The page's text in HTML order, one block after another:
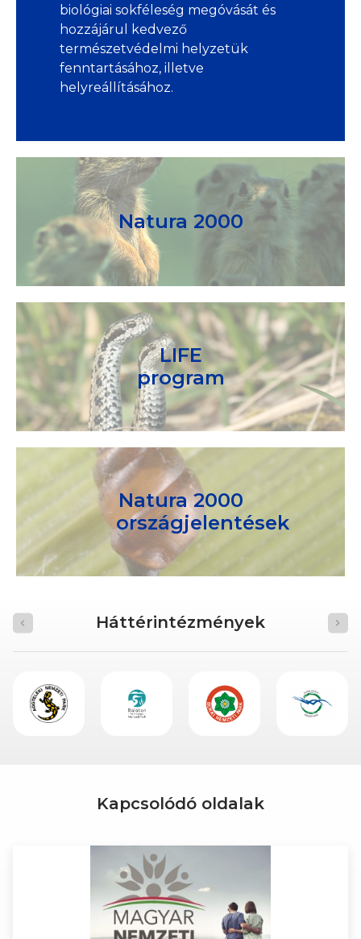
biológiai sokféleség megóvását és
hozzájárul kedvező
természetvédelmi helyzetük
fenntartásához, illetve
helyreállításához.
Natura 2000
LIFE
program
Natura 2000
országjelentések
Háttérintézmények
Kapcsolódó oldalak